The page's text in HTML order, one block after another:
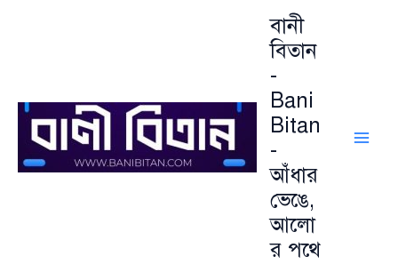
বানী
বিতান
-
Bani
Bitan
-
আঁধার
ভেঙে,
আলো
র পথে